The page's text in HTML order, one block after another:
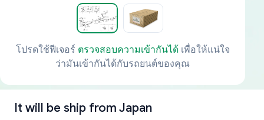
โปรดใช้ฟีเจอร์ ตรวจสอบความเข้ากันได้เพื่อให้แน่ใจ
ว่ามันเข้ากันได้กับรถยนต์ของคุณ
It will be ship from Japan